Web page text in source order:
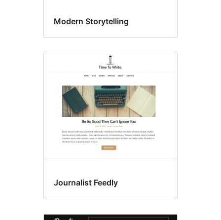
Modern Storytelling
Journalist Feedly